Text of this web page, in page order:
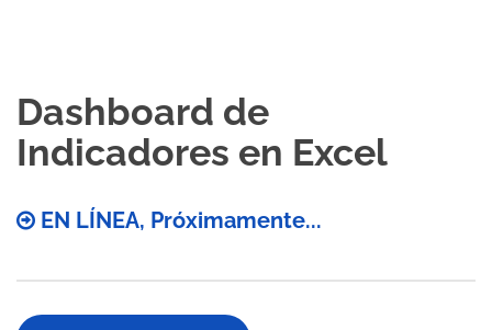
Dashboard de
Indicadores en Excel
EN LÍNEA, Próximamente...